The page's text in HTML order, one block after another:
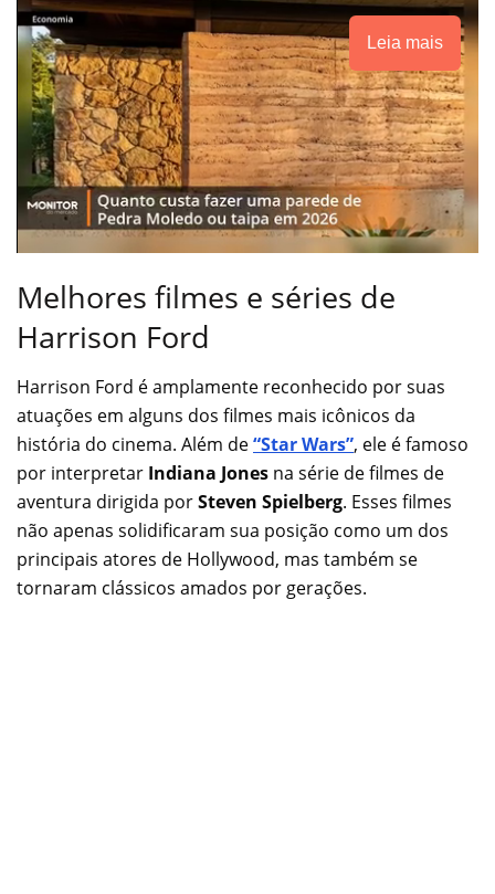
Leia mais
Melhores filmes e séries de
Harrison Ford
Harrison Ford é amplamente reconhecido por suas
atuações em alguns dos filmes mais icônicos da
história do cinema. Além de“Star Wars”, ele é famoso
por interpretar Indiana Jones na série de filmes de
aventura dirigida porSteven Spielberg. Esses filmes
não apenas solidificaram sua posição como um dos
principais atores de Hollywood, mas também se
tornaram clássicos amados por gerações.